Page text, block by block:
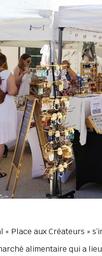
« Place aux Créateurs »
alimentaire qui a